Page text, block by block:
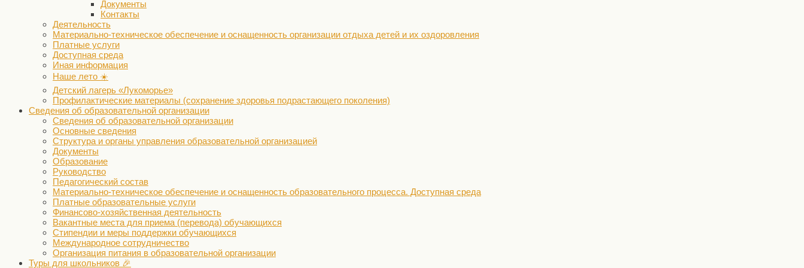
Документы
Контакты
Деятельность
Материально-техническое обеспечение и оснащенность организации отдыха детей и их оздоровления
Платные услуги
Доступная среда
Иная информация
Наше лето ☀️
Детский лагерь «Лукоморье»
Профилактические материалы (сохранение здоровья подрастающего поколения)
Сведения об образовательной организации
Сведения об образовательной организации
Основные сведения
Структура и органы управления образовательной организацией
Документы
Образование
Руководство
Педагогический состав
Материально-техническое обеспечение и оснащенность образовательного процесса. Доступная среда
Платные образовательные услуги
Финансово-хозяйственная деятельность
Вакантные места для приема (перевода) обучающихся
Стипендии и меры поддержки обучающихся
Международное сотрудничество
Организация питания в образовательной организации
Туры для школьников 🎉